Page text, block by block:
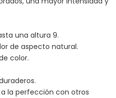
una altura 9.
de aspecto natural.
color.
la perfección con otros